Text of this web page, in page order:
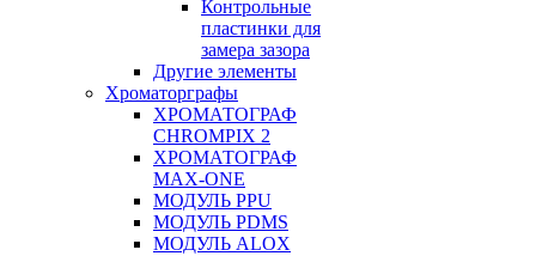
Контрольные
пластинки для
замера зазора
Другие элементы
Хроматорграфы
ХРОМАТОГРАФ
CHROMPIX 2
ХРОМАТОГРАФ
MAX-ONE
МОДУЛЬ PPU
МОДУЛЬ PDMS
МОДУЛЬ ALOX